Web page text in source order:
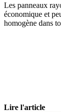
Les panneaux
économique et
homogène dans
Lire l'article